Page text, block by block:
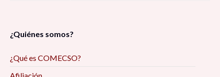
¿Quiénes somos?
¿Qué es COMECSO?
Afiliación